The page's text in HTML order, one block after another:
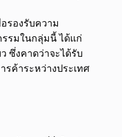
รองรับความ
รรมในกลุ่มนี้ ได้แก่
ซึ่งคาดว่าจะได้รับ
รค้าระหว่างประเทศ